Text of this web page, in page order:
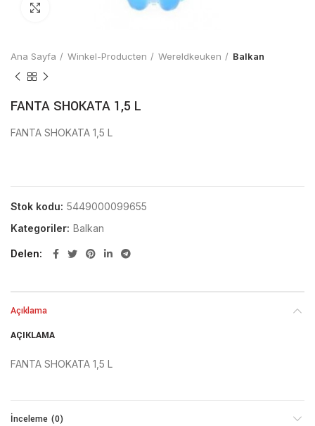
Ana Sayfa Winkel-Producten Wereldkeuken Balkan
FANTA SHOKATA 1,5 L
FANTA SHOKATA 1,5 L
Stok kodu: 5449000099655
Kategoriler: Balkan
Delen
Açıklama
AÇIKLAMA
FANTA SHOKATA 1,5 L
İnceleme (0)